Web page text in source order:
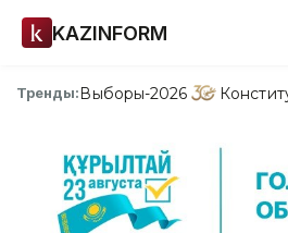
KAZINFORM
Тренды:Выборы-2026